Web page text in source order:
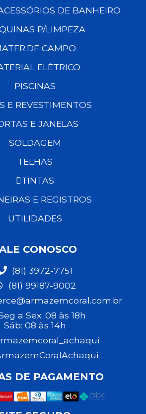
DE BANHEIRO
P/LIMPEZA
CAMPO
ELÉTRICO
PISCINAS
E REVESTIMENTOS
E JANELAS
SOLDAGEM
TELHAS
TINTAS
E REGISTROS
UTILIDADES
CONOSCO
(81) 3972-7751
(81) 99187-9002
a Sex: 08 às 18h
Sáb: 08 às 14h
DE PAGAMENTO